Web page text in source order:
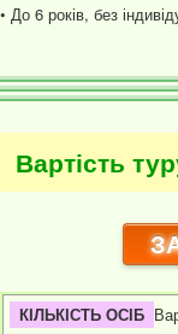
• До 6 років, без
Вартість